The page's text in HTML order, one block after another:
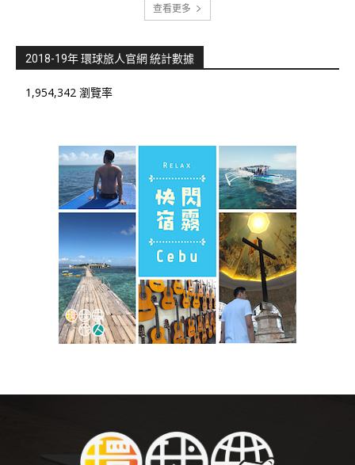
查看更多
2018-19年 環球旅人官網 統計數據
1,954,342 瀏覽率